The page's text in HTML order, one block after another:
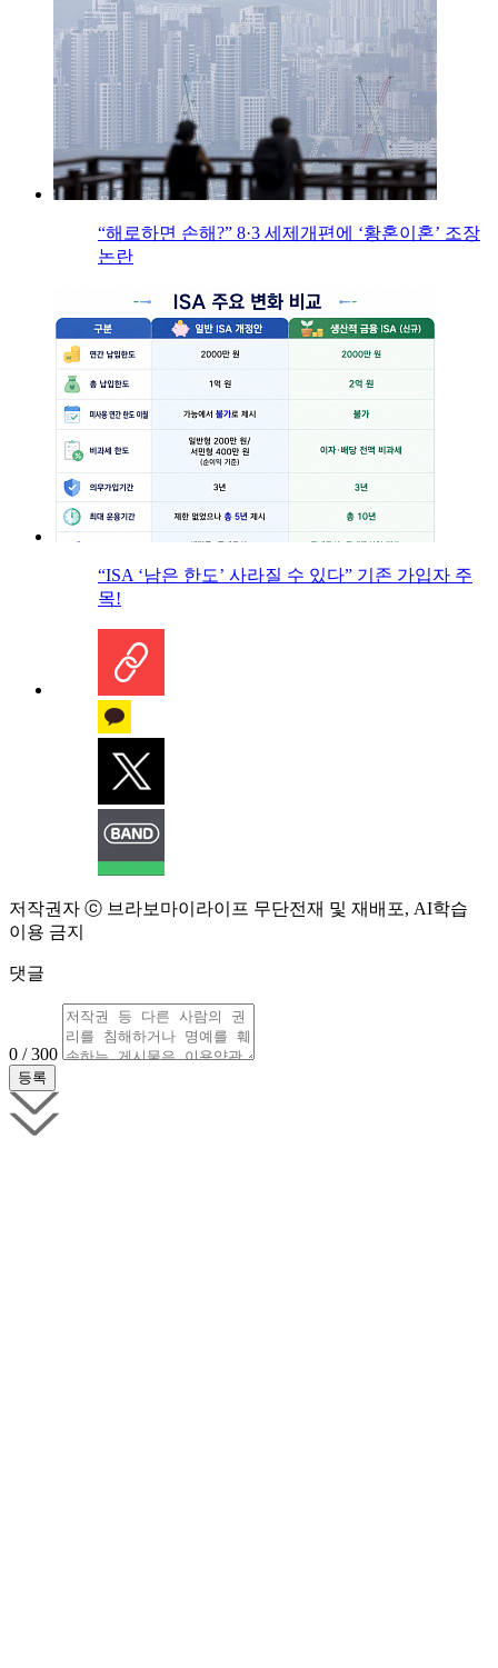
“해로하면 손해?” 8·3 세제개편에 ‘황혼이혼’ 조장
논란
“ISA ‘남은 한도’ 사라질 수 있다” 기존 가입자 주
목!
저작권자 ⓒ 브라보마이라이프 무단전재 및 재배포, AI학습
이용 금지
댓글
0 / 300